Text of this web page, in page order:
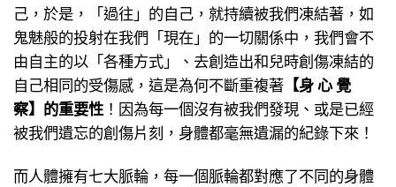
己，於是，「過往」的自己，就持續被我們凍結著，如
鬼魅般的投射在我們「現在」的一切關係中，我們會不
由自主的以「各種方式」、去創造出和兒時創傷凍結的
自己相同的受傷感，這是為何不斷重複著 【身 心 覺
察】的重要性 ！因為每一個沒有被我們發現、或是已經
被我們遺忘的創傷片刻，身體都毫無遺漏的紀錄下來！
而人體擁有七大脈輪，每一個脈輪都對應了不同的身體